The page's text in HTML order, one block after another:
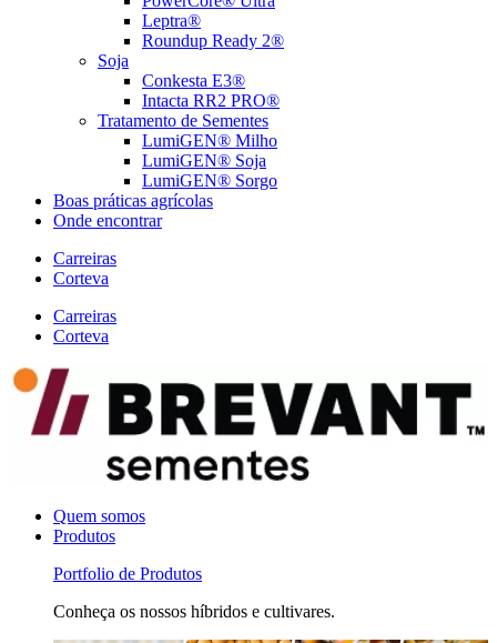
Leptra®
Roundup Ready 2®
Soja
Conkesta E3®
Intacta RR2 PRO®
Tratamento de Sementes
LumiGEN® Milho
LumiGEN® Soja
LumiGEN® Sorgo
Boas práticas agrícolas
Onde encontrar
Carreiras
Corteva
Carreiras
Corteva
Quem somos
Produtos
Portfolio de Produtos
Conheça os nossos híbridos e cultivares.